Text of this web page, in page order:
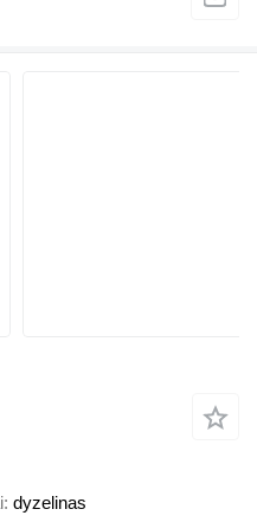
dyzelinas